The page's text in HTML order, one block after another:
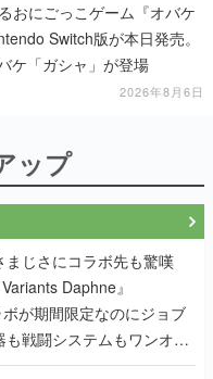
おにごっこゲーム『オバケ
Switch版が本日発売。
ケ「ガシャ」が登場
2026年8月6日
ップ
まじさにコラボ先も驚嘆
Daphne』
が期間限定なのにジョブ
も戦闘システムもワンオフ
理由を両ディレクターに聞